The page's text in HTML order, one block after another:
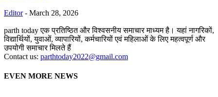
Editor - March 28, 2026
parth today एक प्रतिष्ठित और विश्वसनीय समाचार माध्यम है। यहां नागरिकों,
विद्यार्थियों, युवाओं, व्यापारियों, कर्मचारियों एवं महिलाओं के लिए महत्वपूर्ण और
उपयोगी समाचार मिलते हैं
Contact us: parthtoday2022@gmail.com
EVEN MORE NEWS